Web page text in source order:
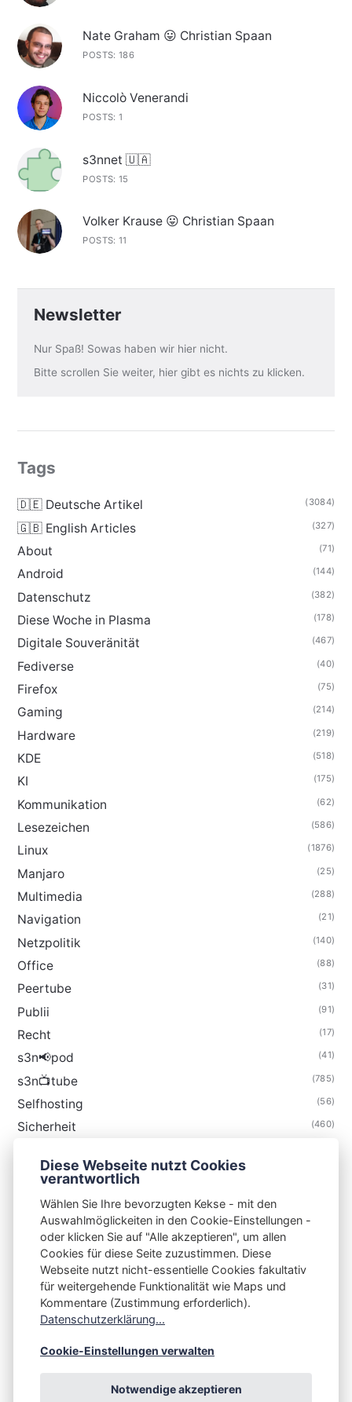
Nate Graham 😛 Christian Spaan
POSTS: 186
Niccolò Venerandi
POSTS: 1
s3nnet 🇺🇦
POSTS: 15
Volker Krause 😛 Christian Spaan
POSTS: 11
Newsletter
Nur Spaß! Sowas haben wir hier nicht.
Bitte scrollen Sie weiter, hier gibt es nichts zu klicken.
Tags
🇩🇪 Deutsche Artikel (3084)
🇬🇧 English Articles (327)
About (71)
Android (144)
Datenschutz (382)
Diese Woche in Plasma (178)
Digitale Souveränität (467)
Fediverse (40)
Firefox (75)
Gaming (214)
Hardware (219)
KDE (518)
KI (175)
Kommunikation (62)
Lesezeichen (586)
Linux (1876)
Manjaro (25)
Multimedia (288)
Navigation (21)
Netzpolitik (140)
Office (88)
Peertube (31)
Publii (91)
Recht (17)
s3n📢pod (41)
s3n📺tube (785)
Selfhosting (56)
Sicherheit (460)
Thunderbird
S3N🧩NET
Integrating Open-Source Blog Network (iOSBN)
Impressum
Kontakt
Diese Webseite nutzt Cookies
verantwortlich
Wählen Sie Ihre bevorzugten Kekse - mit den
Auswahlmöglickeiten in den Cookie-Einstellungen -
oder klicken Sie auf "Alle akzeptieren", um allen
Cookies für diese Seite zuzustimmen. Diese
Webseite nutzt nicht-essentielle Cookies fakultativ
für weitergehende Funktionalität wie Maps und
Kommentare (Zustimmung erforderlich).
Datenschutzerklärung...
Cookie-Einstellungen verwalten
Notwendige akzeptieren